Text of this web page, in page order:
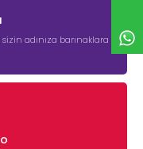
adınıza barınaklara